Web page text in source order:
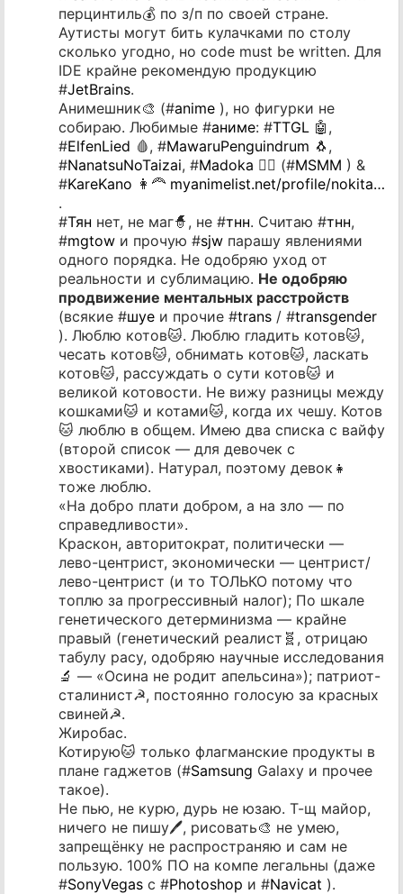
перцинтиль💰 по з/п по своей стране.
Аутисты могут бить кулачками по столу
сколько угодно, но code must be written. Для
IDE крайне рекомендую продукцию
#JetBrains.
Анимешник🎨 (#anime ), но фигурки не
собираю. Любимые #аниме: #TTGL 🤖,
#ElfenLied 🩸, #MawaruPenguindrum 🐧,
#NanatsuNoTaizai, #Madoka 🧙‍♂️ (#MSMM ) &
#KareKano 👩‍🦰 myanimelist.net/profile/nokita…
.
#Тян нет, не маг🧙, не #тнн. Считаю #тнн,
#mgtow и прочую #sjw парашу явлениями
одного порядка. Не одобряю уход от
реальности и сублимацию. Не одобряю
продвижение ментальных расстройств
(всякие #шуе и прочие #trans / #transgender
). Люблю котов🐱. Люблю гладить котов🐱,
чесать котов🐱, обнимать котов🐱, ласкать
котов🐱, рассуждать о сути котов🐱 и
великой котовости. Не вижу разницы между
кошками🐱 и котами🐱, когда их чешу. Котов
🐱 люблю в общем. Имею два списка с вайфу
(второй список — для девочек с
хвостиками). Натурал, поэтому девок👧
тоже люблю.
«На добро плати добром, а на зло — по
справедливости».
Краскон, авторитократ, политически —
лево-центрист, экономически — центрист/
лево-центрист (и то ТОЛЬКО потому что
топлю за прогрессивный налог); По шкале
генетического детерминизма — крайне
правый (генетический реалист🧬, отрицаю
табулу расу, одобряю научные исследования
🔬 — «Осина не родит апельсина»); патриот-
сталинист☭, постоянно голосую за красных
свиней☭.
Жиробас.
Котирую🐱 только флагманские продукты в
плане гаджетов (#Samsung Galaxy и прочее
такое).
Не пью, не курю, дурь не юзаю. Т-щ майор,
ничего не пишу🖊️, рисовать🎨 не умею,
запрещёнку не распространяю и сам не
пользую. 100% ПО на компе легальны (даже
#SonyVegas с #Photoshop и #Navicat ).